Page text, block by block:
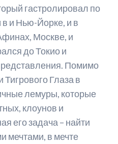
гастролировал по
в и Нью-Йорке, и в
Москве, и
до Токио и
Помимо
Глаза в
лемуры, которые
клоунов и
его задача – найти
мечтами, в мечте